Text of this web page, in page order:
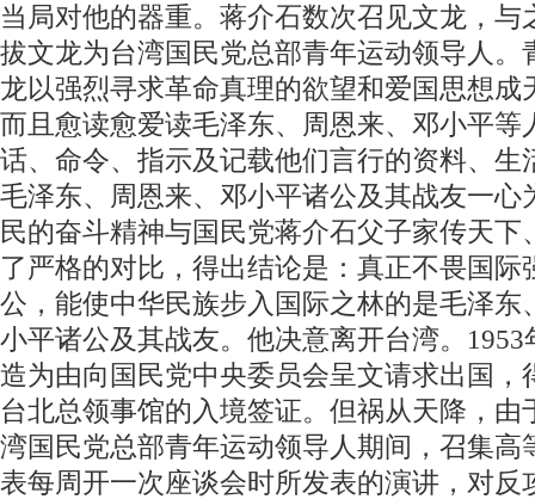
当局对他的器重。蒋介石数次召见文龙，与
拔文龙为台湾国民党总部青年运动领导人。
龙以强烈寻求革命真理的欲望和爱国思想成
而且愈读愈爱读毛泽东、周恩来、邓小平等
话、命令、指示及记载他们言行的资料、生
毛泽东、周恩来、邓小平诸公及其战友一心
民的奋斗精神与国民党蒋介石父子家传天下
了严格的对比，得出结论是：真正不畏国际
公，能使中华民族步入国际之林的是毛泽东
小平诸公及其战友。他决意离开台湾。1953
造为由向国民党中央委员会呈文请求出国，
台北总领事馆的入境签证。但祸从天降，由
湾国民党总部青年运动领导人期间，召集高
表每周开一次座谈会时所发表的演讲，对反